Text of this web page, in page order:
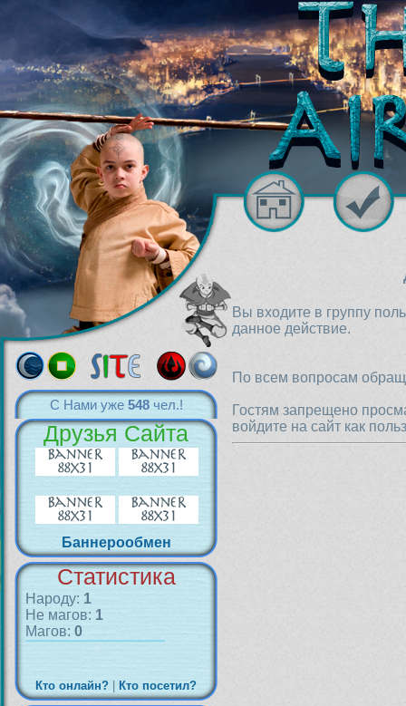
С Нами уже 548чел.!
Друзья Сайта
Баннерообмен
Статистика
Народу: 1
Не магов: 1
Магов: 0
Кто онлайн? Кто посетил?
Вы входите в группу
данное действие.
По всем вопросам
Гостям запрещено
войдите на сайт как